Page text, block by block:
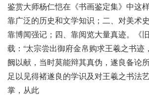
鉴赏大师杨仁恺在《书画鉴定集》中这
靠广泛的历史和文学知识；二、对美术
靠博闻强记；四、靠阅览大量真迹。《
载：“太宗尝出御府金帛购求王羲之书迹
阙以献，当时莫能辩其真伪，遂良备论
足以见得褚遂良的学识及对王羲之书法
掌，从此